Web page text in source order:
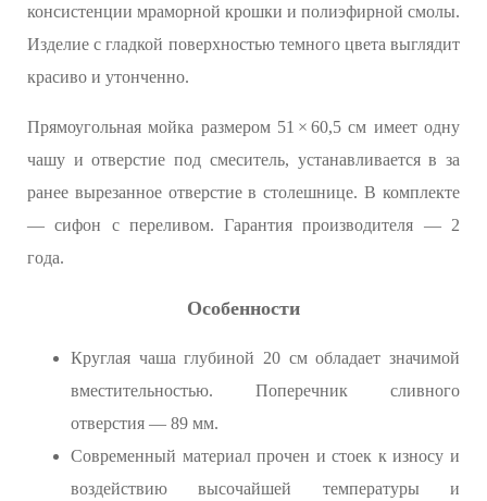
консистенции мраморной крошки и полиэфирной смолы.
Изделие с гладкой поверхностью темного цвета выглядит
красиво и утонченно.
Прямоугольная мойка размером 51 × 60,5 см имеет одну
чашу и отверстие под смеситель, устанавливается в за
ранее вырезанное отверстие в столешнице. В комплекте
— сифон с переливом. Гарантия производителя — 2
года.
Особенности
Круглая чаша глубиной 20 см обладает значимой
вместительностью. Поперечник сливного
отверстия — 89 мм.
Современный материал прочен и стоек к износу и
воздействию высочайшей температуры и